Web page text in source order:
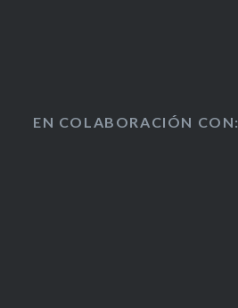
EN COLABORACIÓN CON: